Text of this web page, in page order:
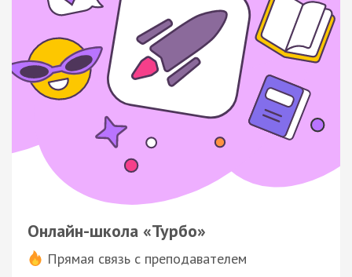
Онлайн-школа «Турбо»
Прямая связь с преподавателем